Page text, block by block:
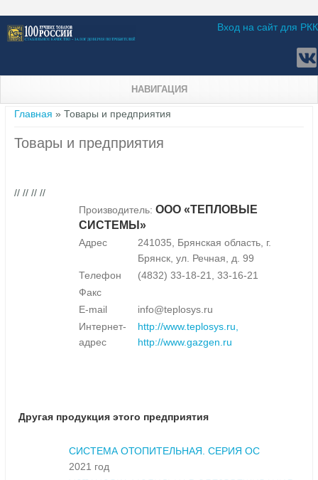
Вход на сайт для РКК
НАВИГАЦИЯ
Вы здесь
Главная » Товары и предприятия
Товары и предприятия
// // // //
Производитель: ООО «ТЕПЛОВЫЕ
СИСТЕМЫ»
Адрес
241035, Брянская область, г.
Брянск, ул. Речная, д. 99
Телефон
(4832) 33-18-21, 33-16-21
Факс
E-mail
info@teplosys.ru
Интернет-
адрес
http://www.teplosys.ru,
http://www.gazgen.ru
Другая продукция этого предприятия
СИСТЕМА ОТОПИТЕЛЬНАЯ. СЕРИЯ ОС
2021 год